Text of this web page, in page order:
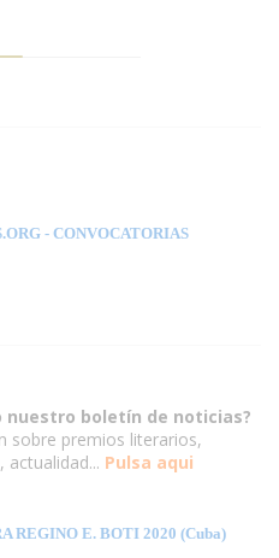
- CONVOCATORIAS
nuestro boletín de noticias?
sobre premios literarios,
Pulsa aqui
REGINO E. BOTI 2020 (Cuba)